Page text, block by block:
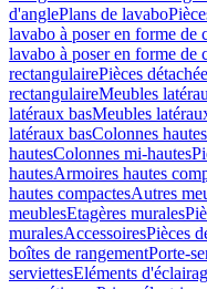
d'anglePlans de lavabo
lavabo à poser en forme de
lavabo à poser en forme de
rectangulairePièces
rectangulaireMeubles
latéraux basMeubles
latéraux basColonnes hautes
hautesColonnes mi-hautes
hautesArmoires hautes
hautes compactesAutres
meublesEtagères murales
muralesAccessoiresPièces
boîtes de rangementPorte-
serviettesEléments